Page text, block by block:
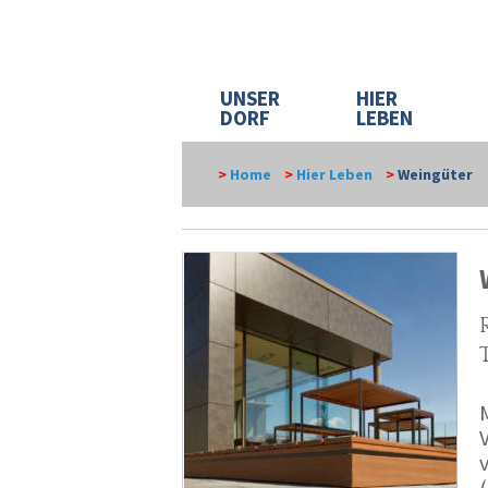
UNSER
DORF
HIER
LEBEN
> Home > Hier Leben >Weingüter